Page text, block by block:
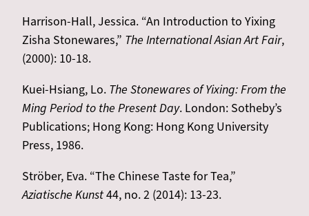
Harrison-Hall, Jessica. “An Introduction to Yixing
Zisha Stonewares,” The International Asian Art Fair,
(2000): 10-18.
Kuei-Hsiang, Lo. The Stonewares of Yixing: From the
Ming Period to the Present Day. London: Sotheby’s
Publications; Hong Kong: Hong Kong University
Press, 1986.
Ströber, Eva. “The Chinese Taste for Tea,”
Aziatische Kunst44, no. 2 (2014): 13-23.